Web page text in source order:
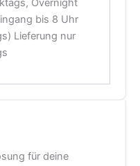
Overnight
bis 8 Uhr
Lieferung nur
für deine